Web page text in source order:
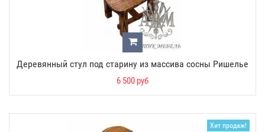
Деревянный стул под старину из массива сосны Ришелье
6 500 руб
Хит продаж!